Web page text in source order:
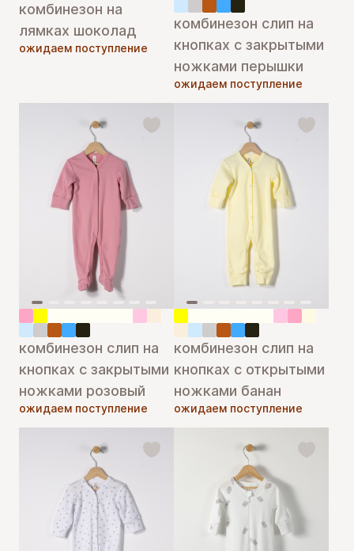
комбинезон на
лямках шоколад
ожидаем поступление
комбинезон слип на
кнопках с закрытыми
ножками перышки
ожидаем поступление
комбинезон слип на
кнопках с закрытыми
ножками розовый
ожидаем поступление
комбинезон слип на
кнопках с открытыми
ножками банан
ожидаем поступление